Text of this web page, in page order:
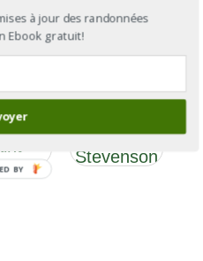
:
de
à
GR®70 :
de
Stevenson
à jour des randonnées
Ebook gratuit!
BY